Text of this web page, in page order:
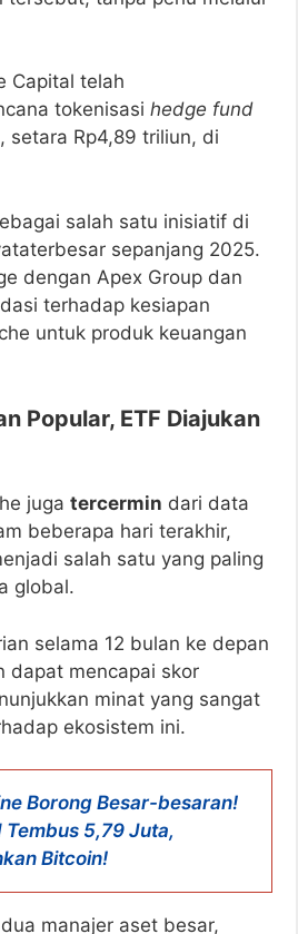
Capital telah
tokenisasi hedge fund
setara Rp4,89 triliun, di
salah satu inisiatif di
sepanjang 2025.
dengan Apex Group dan
terhadap kesiapan
untuk produk keuangan
Popular, ETF Diajukan
juga tercermin dari data
beberapa hari terakhir,
salah satu yang paling
global.
selama 12 bulan ke depan
dapat mencapai skor
minat yang sangat
ekosistem ini.
Borong Besar-besaran!
Tembus 5,79 Juta,
Bitcoin!
manajer aset besar,